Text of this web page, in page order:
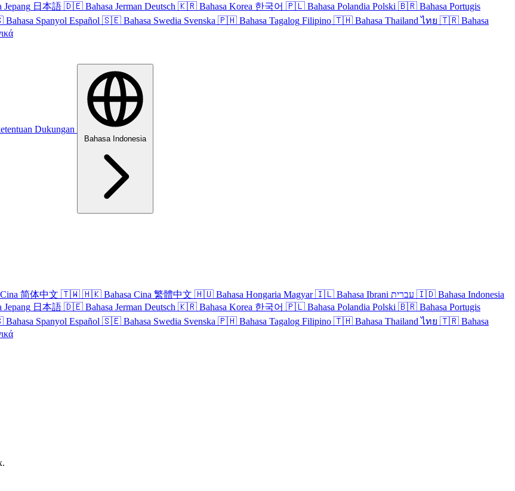
Jepang 日本語 🇩🇪 Bahasa Jerman Deutsch 🇰🇷 Bahasa Korea 한국어 🇵🇱 Bahasa Polandia Polski 🇧🇷 Bahasa Portugis
Bahasa Spanyol Español 🇸🇪 Bahasa Swedia Svenska 🇵🇭 Bahasa Tagalog Filipino 🇹🇭 Bahasa Thailand ไทย 🇹🇷 Bahasa
Dukungan
Bahasa Indonesia
简体中文 🇹🇼 🇭🇰 Bahasa Cina 繁體中文 🇭🇺 Bahasa Hongaria Magyar 🇮🇱 Bahasa Ibrani עברית 🇮🇩 Bahasa Indonesia
Jepang 日本語 🇩🇪 Bahasa Jerman Deutsch 🇰🇷 Bahasa Korea 한국어 🇵🇱 Bahasa Polandia Polski 🇧🇷 Bahasa Portugis
Bahasa Spanyol Español 🇸🇪 Bahasa Swedia Svenska 🇵🇭 Bahasa Tagalog Filipino 🇹🇭 Bahasa Thailand ไทย 🇹🇷 Bahasa